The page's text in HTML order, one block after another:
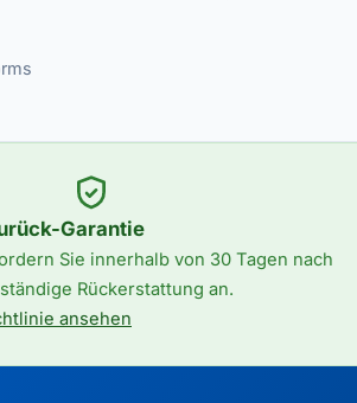
Garantie
Sie innerhalb von 30 Tagen nach
Rückerstattung an.
ansehen